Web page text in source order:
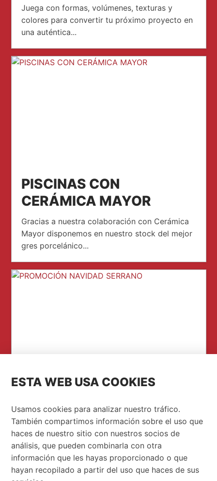
Juega con formas, volúmenes, texturas y
colores para convertir tu próximo proyecto en
una auténtica...
PISCINAS CON
CERÁMICA MAYOR
Gracias a nuestra colaboración con Cerámica
Mayor disponemos en nuestro stock del mejor
gres porcelánico...
SERRANO
Esta Navidad, renueva tu baño y tu hogar al
mejor precio. Aprovecha nuestra PROMOCIÓN
DE...
ESTA WEB USA COOKIES
Usamos cookies para analizar nuestro tráfico.
También compartimos información sobre el uso que
haces de nuestro sitio con nuestros socios de
análisis, que pueden combinarla con otra
información que les hayas proporcionado o que
hayan recopilado a partir del uso que haces de sus